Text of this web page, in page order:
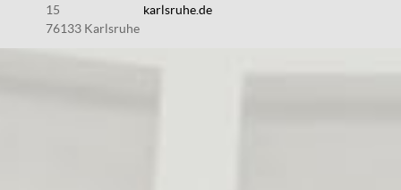
15
76133 Karlsruhe
karlsruhe.de